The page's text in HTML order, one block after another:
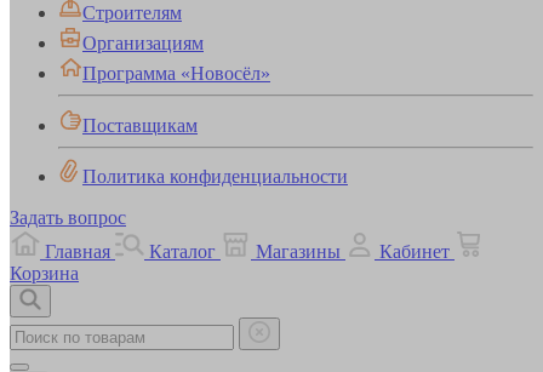
Строителям
Организациям
Программа «Новосёл»
Поставщикам
Политика конфиденциальности
Задать вопрос
Главная
Каталог Магазины
Кабинет
Корзина